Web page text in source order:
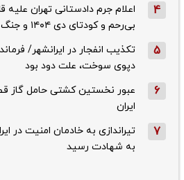
4
اعلام جرم دادستانی تهران علیه
بی‌رحم و کودتای دی‌ ۱۴۰۴ و جنگ رمضان
5
تکذیب ‌انفجار در ایرانشهر/
دپوی سوخت، علت دود بود
6
عبور نخستین کشتی حامل گاز
ایران
7
تیراندازی به خادمان امنیت در
به شهادت رسید